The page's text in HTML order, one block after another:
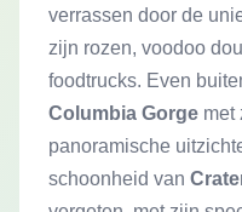
verrassen door de
zijn rozen, voodoo
foodtrucks. Even
Columbia Gorge met
panoramische
schoonheid van